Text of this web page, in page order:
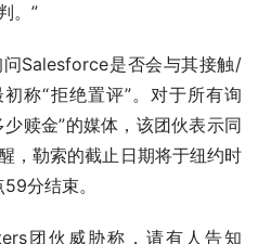
。”
Salesforce是否会与其接触/
称“拒绝置评”。对于所有询
赎金”的媒体，该团伙表示同
，勒索的截止日期将于纽约时
分结束。
团伙威胁称，请有人告知